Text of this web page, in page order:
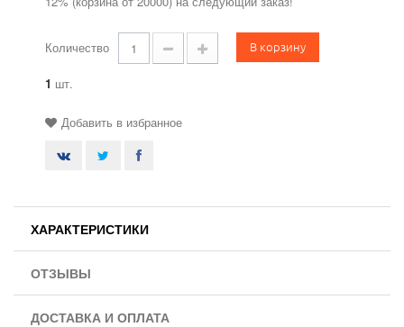
Количество В корзину
1 шт.
Добавить в избранное
ХАРАКТЕРИСТИКИ
ОТЗЫВЫ
ДОСТАВКА И ОПЛАТА